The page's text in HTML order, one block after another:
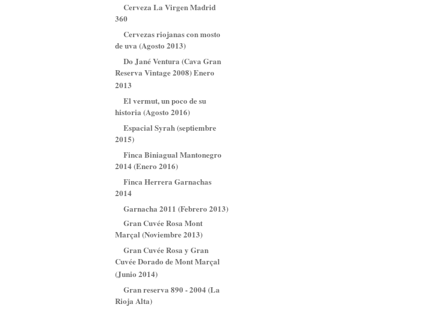
Cerveza La Virgen Madrid
360
Cervezas riojanas con mosto
de uva (Agosto 2013)
Do Jané Ventura (Cava Gran
Reserva Vintage 2008) Enero
2013
El vermut, un poco de su
historia (Agosto 2016)
Espacial Syrah (septiembre
2015)
Finca Biniagual Mantonegro
2014 (Enero 2016)
Finca Herrera Garnachas
2014
Garnacha 2011 (Febrero 2013)
Gran Cuvée Rosa Mont
Marçal (Noviembre 2013)
Gran Cuvée Rosa y Gran
Cuvée Dorado de Mont Marçal
(Junio 2014)
Gran reserva 890 - 2004 (La
Rioja Alta)